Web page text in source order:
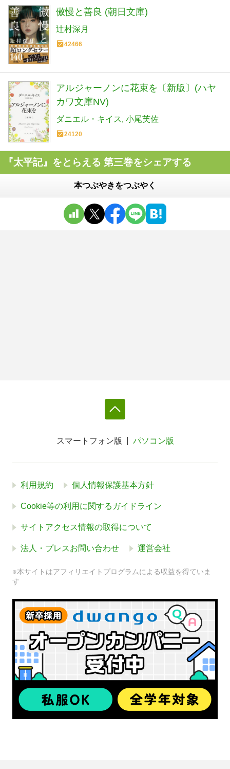
傲慢と善良 (朝日文庫)
辻村深月
42466
アルジャーノンに花束を〔新版〕(ハヤ
カワ文庫NV)
ダニエル・キイス 小尾芙佐
24120
『太平記』をとらえる 第三巻をシェアする
本つぶやきをつぶやく
スマートフォン版 パソコン版
利用規約 個人情報保護基本方針
Cookie等の利用に関するガイドライン
サイトアクセス情報の取得について
法人・プレスお問い合わせ 運営会社
※本サイトはアフィリエイトプログラムによる収益を得ていま
す